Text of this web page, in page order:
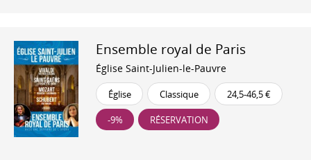
Ensemble royal de Paris
Église Saint-Julien-le-Pauvre
Église Classique 24,5-46,5 €
-9% RÉSERVATION